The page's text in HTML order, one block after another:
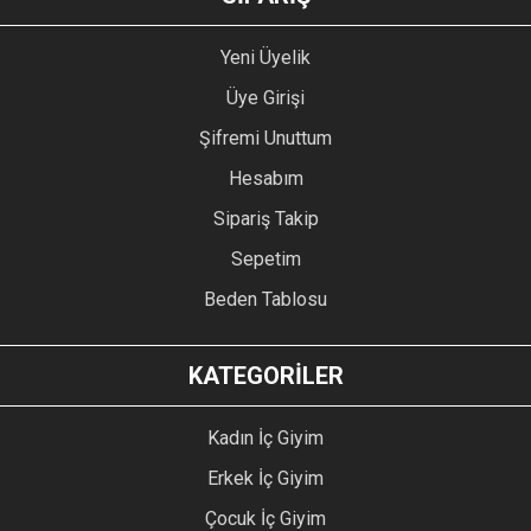
Yeni Üyelik
Üye Girişi
Şifremi Unuttum
Hesabım
Sipariş Takip
Sepetim
Beden Tablosu
KATEGORİLER
Kadın İç Giyim
Erkek İç Giyim
Çocuk İç Giyim